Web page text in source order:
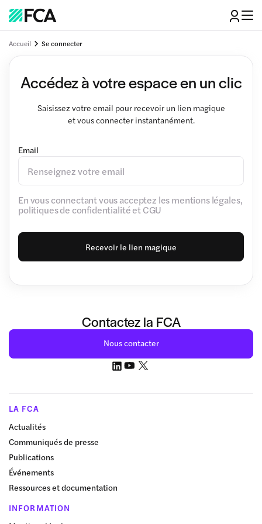
Accueil Se connecter
Accédez à votre espace en un clic
Saisissez votre email pour recevoir un lien magique
et vous connecter instantanément.
Email
En vous connectant vous acceptez les mentions légales,
politiques de confidentialité et CGU
Recevoir le lien magique
Contactez la FCA
Nous contacter
LA FCA
Actualités
Communiqués de presse
Publications
Événements
Ressources et documentation
INFORMATION